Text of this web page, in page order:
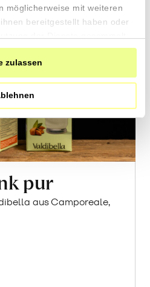
möglicherweise mit weiteren
bereitgestellt haben oder
zulassen
pur
aus Camporeale,